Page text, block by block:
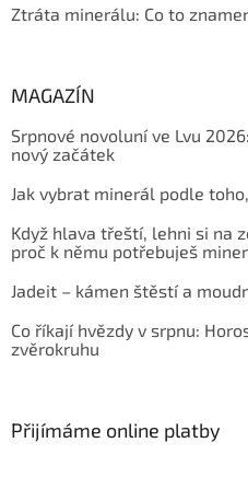
Ztráta minerálu: Co to
MAGAZÍN
Srpnové novoluní ve Lvu
nový začátek
Jak vybrat minerál podle
Když hlava třeští, lehni si na
proč k němu potřebuješ
Jadeit – kámen štěstí a
Co říkají hvězdy v srpnu:
zvěrokruhu
Přijímáme online platby